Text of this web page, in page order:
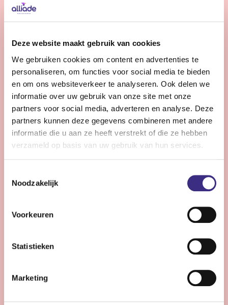
Deze website maakt gebruik van cookies
We gebruiken cookies om content en advertenties te
personaliseren, om functies voor social media te bieden
en om ons websiteverkeer te analyseren. Ook delen we
informatie over uw gebruik van onze site met onze
partners voor social media, adverteren en analyse. Deze
partners kunnen deze gegevens combineren met andere
informatie die u aan ze heeft verstrekt of die ze hebben
verzameld op basis van uw gebruik van hun services.
Noodzakelijk
Voorkeuren
Statistieken
Marketing
Stiens
28 - 32 uur | Voltijds, Onbepaalde tijd
een stap verder dan de dagelijkse praktijk?
Bekijk vacature
Persoonlijke Begeleider complexe zorg -
Stiens
Stiens
24 - 30 uur | Voltijds, Onbepaalde tijd
Ben jij een persoonlijk begeleider die energie krijgt van
complexe zorg en kleine successen groots weet te
Bekijk vacature